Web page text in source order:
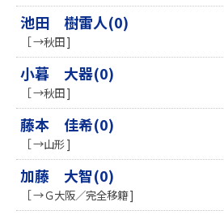
池田 樹雷人(0)
［ →秋田 ]
小暮 大器(0)
［ →秋田 ]
藤本 佳希(0)
［ →山形 ]
加藤 大智(0)
［ →Ｇ大阪／完全移籍 ]